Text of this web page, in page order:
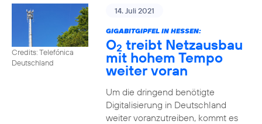
Credits: Telefónica
Deutschland
14. Juli 2021
GIGABITGIPFEL IN HESSEN:
O2 treibt Netzausbau
mit hohem Tempo
weiter voran
Um die dringend benötigte
Digitalisierung in Deutschland
weiter voranzutreiben, kommt es